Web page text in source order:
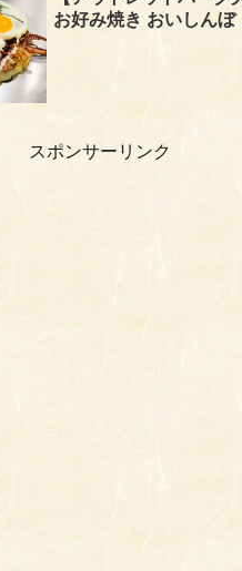
お好み焼き おいしん
スポンサーリンク